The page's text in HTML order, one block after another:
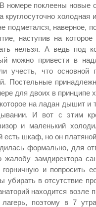
номере поклеены новые
круглосуточно холодная
подметался, наверное,
наступив на
нельзя. А ведь под
можно привести в
учесть, что основной
Постельные
для двоих в принципе
на ладан дышит и
И вот с этим
и маленький
есть шкаф, но он
формально, для
замдиректора
и попросить
убирать в отсутствие
находится возле
лагерь, поэтому в 7